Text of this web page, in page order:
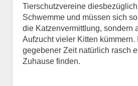
Tierschutzvereine
Schwemme und müssen sich
die Katzenvermittlung, sondern
Aufzucht vieler Kitten kümmern.
gegebener Zeit natürlich rasch
Zuhause finden.